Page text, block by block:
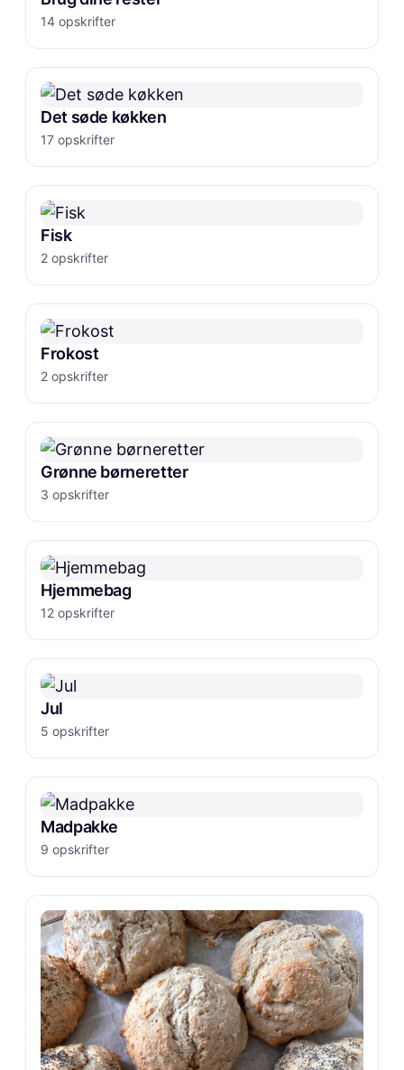
14 opskrifter
Det søde køkken
17 opskrifter
Fisk
2 opskrifter
Frokost
2 opskrifter
Grønne børneretter
3 opskrifter
Hjemmebag
12 opskrifter
Jul
5 opskrifter
Madpakke
9 opskrifter